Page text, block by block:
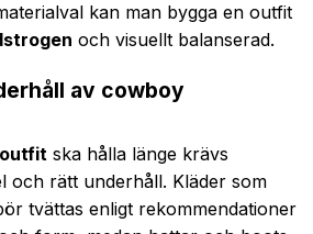
kan man bygga en outfit
och visuellt balanserad.
av cowboy
ska hålla länge krävs
och rätt underhåll. Kläder som
tvättas enligt rekommendationer